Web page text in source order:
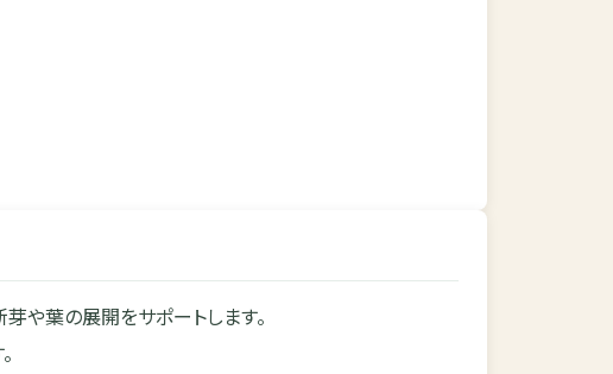
や葉の展開をサポートします。